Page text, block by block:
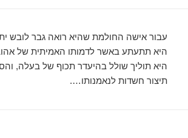
עבור אישה החולמת שהיא רואה גבר לובש
היא תתעתע באשר לדמותו האמיתית של
היא תוליך שולל בהיעדר תכוף של בעלה,
תיצור חשדות לנאמנותו….